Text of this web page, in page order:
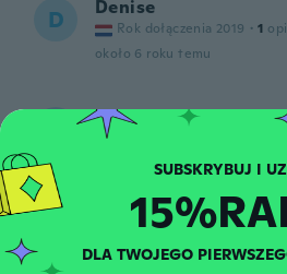
D Denise
Rok dołączenia 2019 · 1
około 6 roku temu
D
Rok dołączenia 2018
Love the sparkle/gems
B Barbie
DLA TWOJEGO